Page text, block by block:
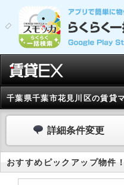
千葉県千葉市花見川区の賃貸
詳細条件変更
おすすめピックアップ物件！